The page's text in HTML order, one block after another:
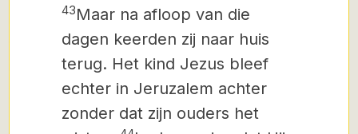
43Maar na afloop van die
dagen keerden zij naar huis
terug. Het kind Jezus bleef
echter in Jeruzalem achter
zonder dat zijn ouders het